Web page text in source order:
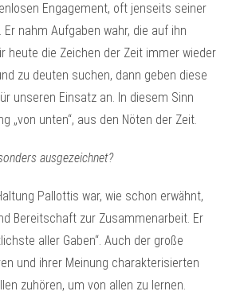
Engagement, oft jenseits seiner
nahm Aufgaben wahr, die auf ihn
heute die Zeichen der Zeit immer wieder
zu deuten suchen, dann geben diese
unseren Einsatz an. In diesem Sinn
„von unten“, aus den Nöten der Zeit.
ausgezeichnet?
Pallottis war, wie schon erwähnt,
Bereitschaft zur Zusammenarbeit. Er
aller Gaben“. Auch der große
und ihrer Meinung charakterisierten
zuhören, um von allen zu lernen.